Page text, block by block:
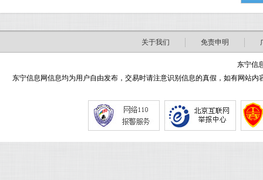
关于我们 免责申明
东宁信
东宁信息网信息均为用户自由发布，交易时请注意识别信息的真假，如有网站内